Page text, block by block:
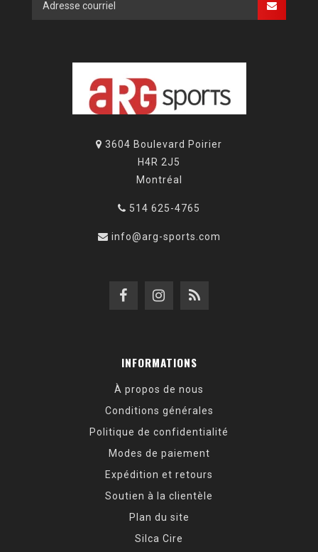
3604 Boulevard Poirier
H4R 2J5
Montréal
514 625-4765
info@arg-sports.com
INFORMATIONS
À propos de nous
Conditions générales
Politique de confidentialité
Modes de paiement
Expédition et retours
Soutien à la clientèle
Plan du site
Silca Cire